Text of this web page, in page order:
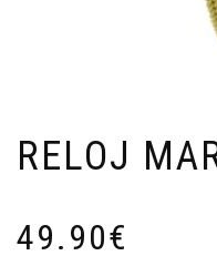
RELOJ
49.90€